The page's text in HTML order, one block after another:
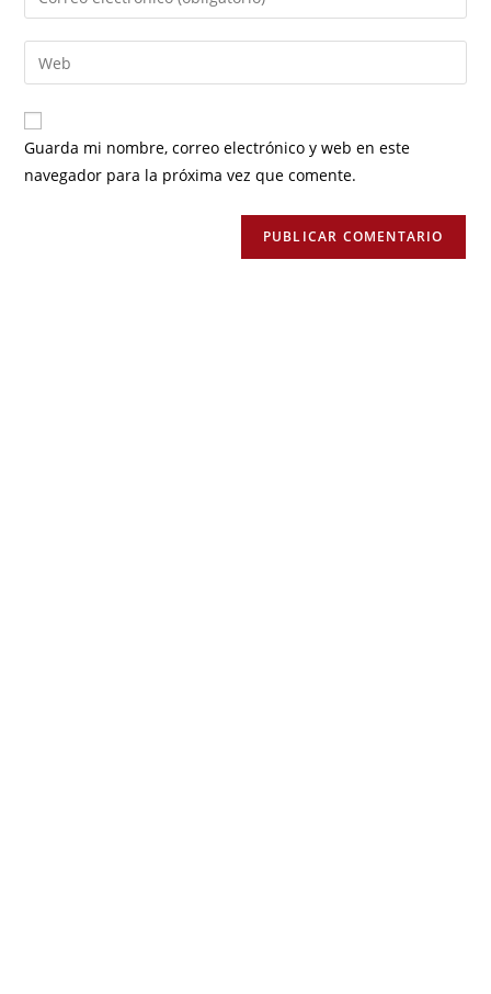
Guarda mi nombre, correo electrónico y web en este
navegador para la próxima vez que comente.